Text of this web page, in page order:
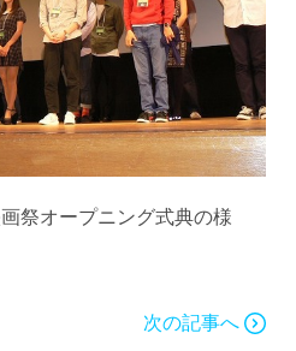
祭オープニング式典の様
次の記事へ